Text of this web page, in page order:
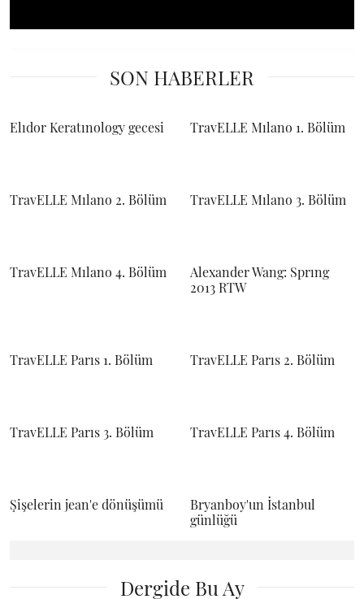
SON HABERLER
Elıdor Keratınology gecesi TravELLE Mılano 1. Bölüm
TravELLE Mılano 2. Bölüm TravELLE Mılano 3. Bölüm
TravELLE Mılano 4. Bölüm
Alexander Wang: Sprıng
2013 RTW
TravELLE Parıs 1. Bölüm TravELLE Parıs 2. Bölüm
TravELLE Parıs 3. Bölüm TravELLE Parıs 4. Bölüm
Şişelerin jean'e dönüşümü
Bryanboy'un İstanbul
günlüğü
Dergide Bu Ay